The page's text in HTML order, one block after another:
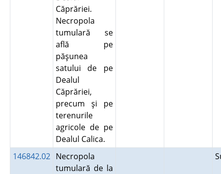
Căprăriei.
Necropola
tumulară se
află pe
păşunea
satului de pe
Dealul
Căprăriei,
precum şi pe
terenurile
agricole de pe
Dealul Calica.
146842.02 Necropola
tumulară de la